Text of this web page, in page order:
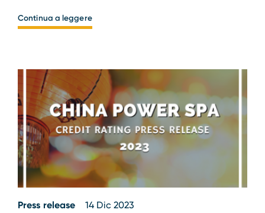
Continua a leggere
Press release 14 Dic 2023